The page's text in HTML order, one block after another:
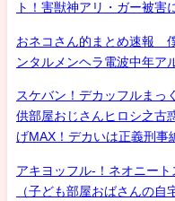
ト！害獣神アリ・ガー被害
おネコさん的まとめ速報
ンタルメンヘラ電波中年ア
スケバン！デカッフルまっ
供部屋おじさんヒロシ之古
げMAX！デカいは正義刑事
アキヨッフル-！ネオニート
（子ども部屋おばさんの自